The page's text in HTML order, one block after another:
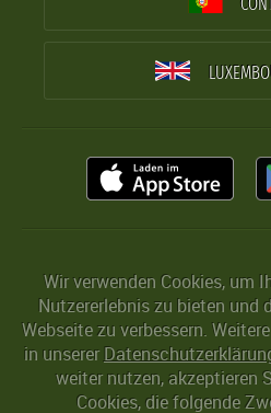
Wir verwenden Cookies, um
Nutzererlebnis zu bieten und
Webseite zu verbessern.
in unserer
weiter nutzen, akzeptieren
Cookies, die folgende